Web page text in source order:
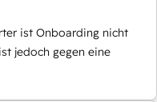
ist Onboarding nicht
jedoch gegen eine